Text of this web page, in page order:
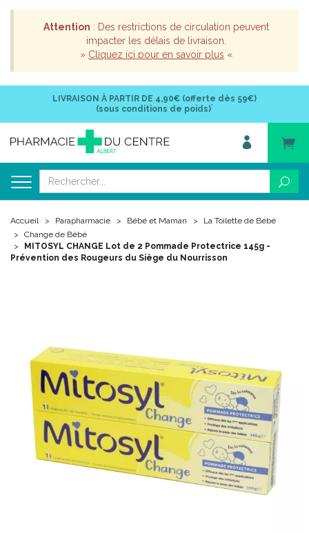
Attention : Des restrictions de circulation peuvent
impacter les délais de livraison.
» Cliquez ici pour en savoir plus «
LIVRAISON À PARTIR DE 4,90€ (offerte dès 59€)
(sous conditions de poids)*
Accueil Parapharmacie Bébé et Maman
La Toilette de Bébé
Change de Bébé
MITOSYL CHANGE Lot de 2 Pommade Protectrice 145g -
Prévention des Rougeurs du Siège du Nourrisson